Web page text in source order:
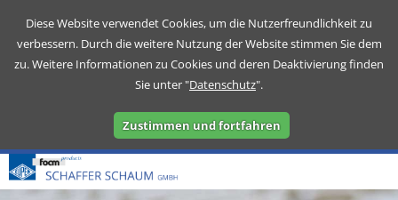
Diese Website verwendet Cookies, um die Nutzerfreundlichkeit zu
verbessern. Durch die weitere Nutzung der Website stimmen Sie dem
zu. Weitere Informationen zu Cookies und deren Deaktivierung finden
Sie unter "Datenschutz".
Zustimmen und fortfahren